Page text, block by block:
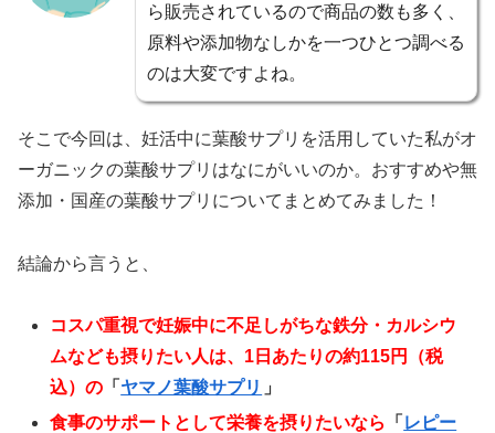
ら販売されているので商品の数も多く、
原料や添加物なしかを一つひとつ調べる
のは大変ですよね。
そこで今回は、妊活中に葉酸サプリを活用していた私がオ
ーガニックの葉酸サプリはなにがいいのか。おすすめや無
添加・国産の葉酸サプリについてまとめてみました！
結論から言うと、
コスパ重視で妊娠中に不足しがちな鉄分・カルシウ
ムなども摂りたい人は、1日あたりの約115円（税
込）の 「 ヤマノ葉酸サプリ 」
食事のサポートとして栄養を摂りたいなら
「 レピー